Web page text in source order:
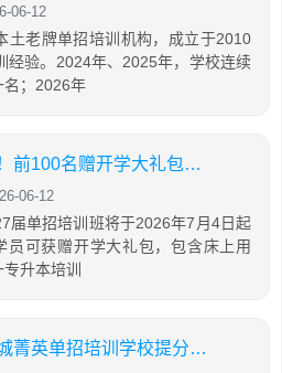
06-12
土老牌单招培训机构，成立于2010
经验。2024年、2025年，学校连续
名；2026年
普华单招开班报名福利！前100名赠开学大礼包，含床上用品，棉服，先到先得！
06-12
届单招培训班将于2026年7月4日起
员可获赠开学大礼包，包含床上用
升本培训
低分逆袭公办！成都锦城菁英单招培训学校提分攻略